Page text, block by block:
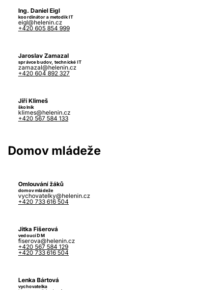
Ing. Daniel Eigl
koordinátor a metodik IT
eigl@helenin.cz
+420 605 854 999
Jaroslav Zamazal
správce budov, technické IT
zamazal@helenin.cz
+420 604 892 327
Jiří Klimeš
školník
klimes@helenin.cz
+420 567 584 133
Domov mládeže
Omlouvání žáků
domov mládeže
vychovatelky@helenin.cz
+420 733 616 504
Jitka Fišerová
vedoucí DM
fiserova@helenin.cz
+420 567 584 129
+420 733 616 504
Lenka Bártová
vychovatelka